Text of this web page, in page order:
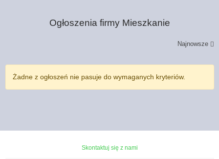
Ogłoszenia firmy Mieszkanie
Najnowsze
Żadne z ogłoszeń nie pasuje do wymaganych kryteriów.
Skontaktuj się z nami